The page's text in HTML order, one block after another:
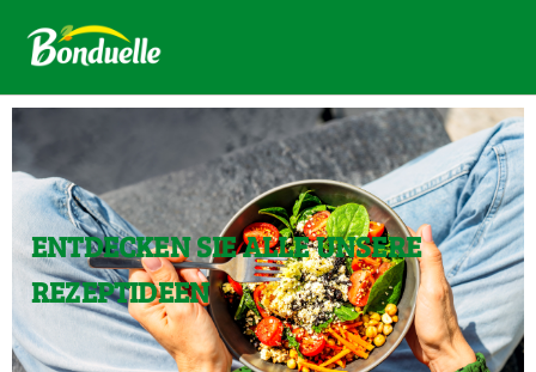
ENTDECKEN SIE ALLE UNSERE
REZEPTIDEEN